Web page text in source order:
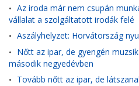
• Az iroda már nem csupán
vállalat a szolgáltatott irodák felé
• Aszályhelyzet: Horvátország
• Nőtt az ipar, de gyengén
második negyedévben
• Tovább nőtt az ipar, de